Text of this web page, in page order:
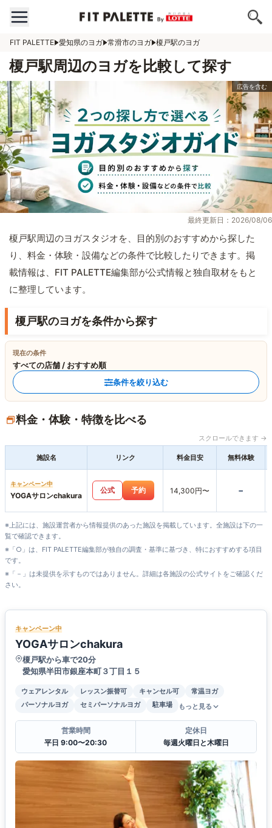
FIT PALETTE 愛知県のヨガ 常滑市のヨガ 榎戸駅のヨガ
榎戸駅周辺のヨガを比較して探す
最終更新日：2026/08/06
榎戸駅周辺のヨガスタジオを、目的別のおすすめから探した
り、料金・体験・設備などの条件で比較したりできます。掲
載情報は、FIT PALETTE編集部が公式情報と独自取材をもと
に整理しています。
榎戸駅のヨガを条件から探す
現在の条件
すべての店舗 / おすすめ順
条件を絞り込む
料金・体験・特徴を比べる
スクロールできます →
施設名 リンク 料金目安 無料体験
キャンペーン中
YOGAサロンchakura
公式 予約 14,300円〜 -
※上記には、施設運営者から情報提供のあった施設を掲載しています。全施設は下の一
覧で確認できます。
※「○」は、FIT PALETTE編集部が独自の調査・基準に基づき、特におすすめする項目
です。
※「－」は未提供を示すものではありません。詳細は各施設の公式サイトをご確認くだ
さい。
キャンペーン中
YOGAサロンchakura
榎戸駅から車で20分
愛知県半田市銀座本町３丁目１５
ウェアレンタル レッスン振替可 キャンセル可
常温ヨガ
パーソナルヨガ
セミパーソナルヨガ 駐車場 もっと見る
営業時間
平日 9:00〜20:30
定休日
毎週火曜日と木曜日